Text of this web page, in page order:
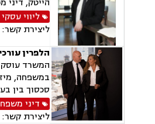
ליווי עסקי
ליצירת קשר:
הלפרין
המשרד עוסק
במשפחה,
סכסוך בין
דיני
ליצירת קשר: